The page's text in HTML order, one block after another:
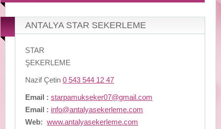
ANTALYA STAR SEKERLEME
STAR
ŞEKERLEME
Nazif Çetin0 543 544 12 47
Email : starpamukseker07@gmail.com
Email : info@antalyasekerleme.com
Web: www.antalyasekerleme.com